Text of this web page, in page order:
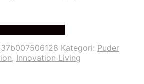
37b007506128 Kategori: Puder
, Innovation Living